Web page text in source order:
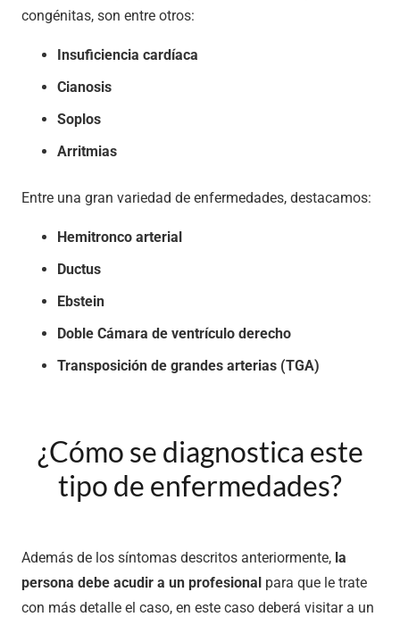
congénitas, son entre otros:
Insuficiencia cardíaca
Cianosis
Soplos
Arritmias
Entre una gran variedad de enfermedades, destacamos:
Hemitronco arterial
Ductus
Ebstein
Doble Cámara de ventrículo derecho
Transposición de grandes arterias (TGA)
¿Cómo se diagnostica este
tipo de enfermedades?
Además de los síntomas descritos anteriormente, la
persona debe acudir a un profesional para que le trate
con más detalle el caso, en este caso deberá visitar a un